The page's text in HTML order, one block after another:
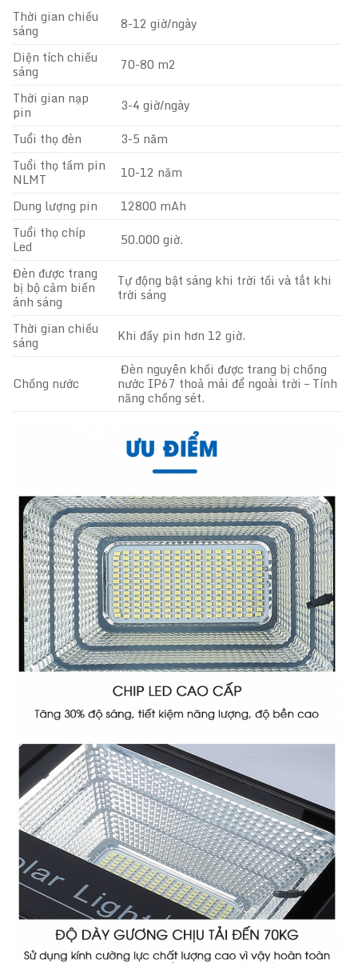
Thời gian chiếu
sáng
8-12 giờ/ngày
Diện tích chiếu
sáng
70-80 m2
Thời gian nạp
pin
3-4 giờ/ngày
Tuổi thọ đèn
3-5 năm
Tuổi thọ tấm pin
NLMT
10-12 năm
Dung lượng pin
12800 mAh
Tuổi thọ chíp
Led
50.000 giờ.
Đèn được trang
bị bộ cảm biến
ánh sáng
Tự động bật sáng khi trời tối và tắt khi
trời sáng
Thời gian chiếu
sáng Khi đầy pin hơn 12 giờ.
Chống nước
Đèn nguyên khối được trang bị chống
nước IP67 thoả mái để ngoài trời – Tính
năng chống sét.